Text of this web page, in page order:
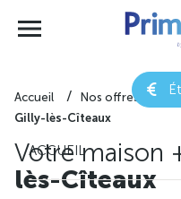
ACCUEIL
Accueil Nos offres de
Gilly-lès-Cîteaux
Votre maison
lès-Cîteaux